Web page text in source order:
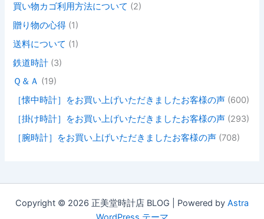
買い物カゴ利用方法について (2)
贈り物の心得 (1)
送料について (1)
鉄道時計 (3)
Ｑ＆Ａ (19)
［懐中時計］をお買い上げいただきましたお客様の声 (600)
［掛け時計］をお買い上げいただきましたお客様の声 (293)
［腕時計］をお買い上げいただきましたお客様の声 (708)
Copyright © 2026 正美堂時計店 BLOG | Powered by Astra